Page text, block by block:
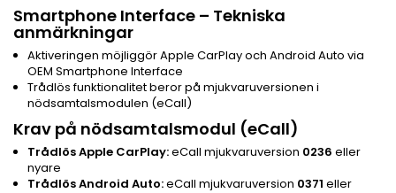
Smartphone Interface – Tekniska
anmärkningar
Aktiveringen möjliggör Apple CarPlay och Android Auto via
OEM Smartphone Interface
Trådlös funktionalitet beror på mjukvaruversionen i
nödsamtalsmodulen (eCall)
Krav på nödsamtalsmodul (eCall)
Trådlös Apple CarPlay:eCall mjukvaruversion 0236 eller
nyare
Trådlös Android Auto:eCall mjukvaruversion 0371 eller